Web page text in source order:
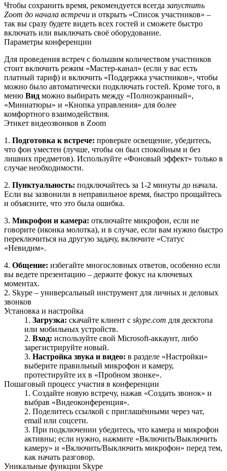
Чтобы сохранить время, рекомендуется всегдазапустить
Zoom до начала встречи и открыть «Список участников» –
так вы сразу будете видеть всех гостей и сможете быстро
включать или выключать своё оборудование.
Параметры конференции
Для проведения встреч с большим количеством участников
стоит включить режим «Мастер‑канал» (если у вас есть
платный тариф) и включить «Поддержка участников», чтобы
можно было автоматически подключать гостей. Кроме того, в
меню Вид можно выбирать между «Полноэкранный»,
«Миниатюры» и «Кнопка управления» для более
комфортного взаимодействия.
Этикет видеозвонков в Zoom
1. Подготовка к встрече: проверьте освещение, убедитесь,
что фон уместен (лучше, чтобы он был спокойным и без
лишних предметов). Используйте «Фоновый эффект» только в
случае необходимости.
2. Пунктуальность: подключайтесь за 1‑2 минуты до начала.
Если вы зазвонили в неправильное время, быстро прощайтесь
и объясните, что это была ошибка.
3. Микрофон и камера: отключайте микрофон, если не
говорите (иконка молотка), и в случае, если вам нужно быстро
переключиться на другую задачу, включите «Статус
«Невидим».
4. Общение: избегайте многословных ответов, особенно если
вы ведете презентацию – держите фокус на ключевых
моментах.
2. Skype – универсальный инструмент для личных и деловых
звонков
Установка и настройка
Загрузка: скачайте клиент с skype.com для десктопа
или мобильных устройств.
Вход: используйте свой Microsoft‑аккаунт, либо
зарегистрируйте новый.
Настройка звука и видео: в разделе «Настройки»
выберите правильный микрофон и камеру,
протестируйте их в «Пробном звонке».
Пошаговый процесс участия в конференции
Создайте новую встречу, нажав «Создать звонок» и
выбрав «Видеоконференция».
Поделитесь ссылкой с приглашёнными через чат,
email или соцсети.
При подключении убедитесь, что камера и микрофон
активны; если нужно, нажмите «Включить/Выключить
камеру» и «Включить/Выключить микрофон» перед тем,
как начать разговор.
Уникальные функции Skype